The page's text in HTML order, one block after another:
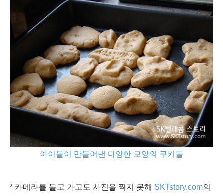
아이들이 만들어낸 다양한 모양의 쿠키들
* 카메라를 들고 가고도 사진을 찍지 못해 SKTstory.com의